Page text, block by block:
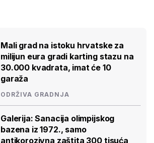
Mali grad na istoku hrvatske za
milijun eura gradi karting stazu na
30.000 kvadrata, imat će 10
garaža
ODRŽIVA GRADNJA
Galerija: Sanacija olimpijskog
bazena iz 1972., samo
antikorozivna zaštita 300 tisuća